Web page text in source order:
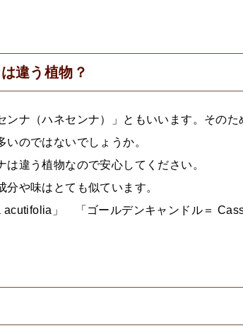
違う植物？
ンナ（ハネセンナ）」ともいいます。そのた
のではないでしょうか。
違う植物なので安心してください。
や味はとても似ています。
acutifolia」 「ゴールデンキャンドル＝